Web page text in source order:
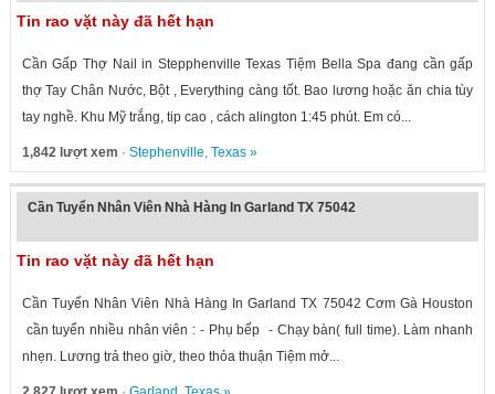
Tin rao vặt này đã hết hạn
Cần Gấp Thợ Nail in Stepphenville Texas Tiệm Bella Spa đang cần gấp
thợ Tay Chân Nước, Bột , Everything càng tốt. Bao lương hoặc ăn chia tùy
tay nghề. Khu Mỹ trắng, tip cao , cách alington 1:45 phút. Em có...
1,842 lượt xem · Stephenville, Texas»
Cần Tuyển Nhân Viên Nhà Hàng In Garland TX 75042
Tin rao vặt này đã hết hạn
Cần Tuyển Nhân Viên Nhà Hàng In Garland TX 75042 Cơm Gà Houston
cần tuyển nhiều nhân viên : - Phụ bếp - Chạy bàn( full time). Làm nhanh
nhẹn. Lương trả theo giờ, theo thỏa thuận Tiệm mở...